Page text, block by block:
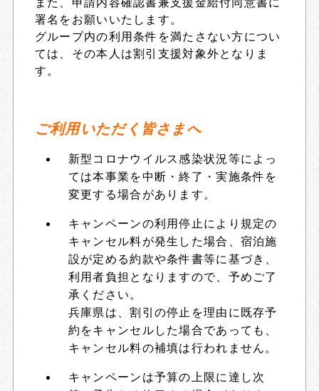
また、申請内容確認書兼支援金給付同意書に
署名をお願いいたします。
グループ内の利用条件を満たさない方につい
ては、その本人は割引支援対象外となりま
す。
ご利用いただく皆さまへ
新型コロナウイルス感染状況等によっ
ては本事業を中断・終了・実施条件を
変更する場合があります。
キャンペーンの利用停止により規定の
キャンセル料が発生した場合、宿泊施
設が定める約款や条件書等に基づき、
利用者負担となりますので、予めご了
承ください。
兵庫県は、割引の停止を理由に既存予
約をキャンセルした場合であっても、
キャンセル料の補填は行われません。
キャンペーンは予算の上限に達し次